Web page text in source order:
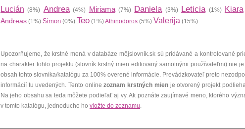
Lucián (8%) Andrea(4%) Miriama(7%) Daniela(3%) Leticia(1%) Kiara
Andreas (1%) Simon (0%) Teo (1%)Athinodoros (5%) Valerija (15%)
Upozorňujeme, že krstné mená v databáze môjslovník.sk sú pridávané a kontrolované
na charakter tohto projektu (slovník krstný mien editovaný samotnými používateľmi) nie
obsah tohto slovníka/katalógu za 100% overené informácie. Prevádzkovateľ preto
informácií tu uvedených. Tento onlinezoznam krstných mienje otvorený projekt
Na jeho obsahu sa teda môžete podieľať aj vy. Ak poznáte zaujímavé meno, ktorého
v tomto katalógu, jednoducho ho vložte do zoznamu.